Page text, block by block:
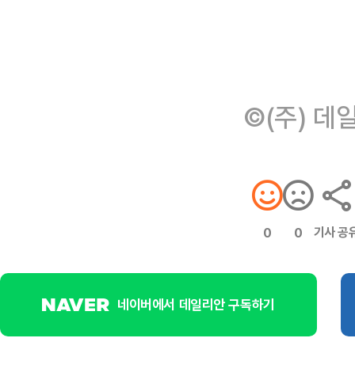
©(주) 데
0 0 기사 공
네이버에서 데일리안 구독하기